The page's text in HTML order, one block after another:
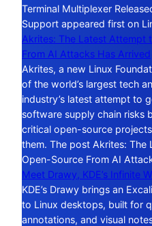
Terminal Multiplexer
Support appeared first on
Akrites: The Latest Attempt
From AI Attacks Has Arrived
Akrites, a new Linux
of the world’s largest tech
industry’s latest attempt to
software supply chain risks
critical open-source
them. The post Akrites:
Open-Source From AI
Meet Drawy, KDE’s Infinite
KDE’s Drawy brings an
to Linux desktops, built for
annotations, and visual